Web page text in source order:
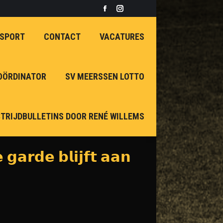
Facebook
opens
window
Instagram
opens
window
CONTACT VACATURES
SV MEERSSEN LOTTO
DOOR RENÉ WILLEMS
𝗯𝗹𝗶𝗷𝗳𝘁 𝗮𝗮𝗻